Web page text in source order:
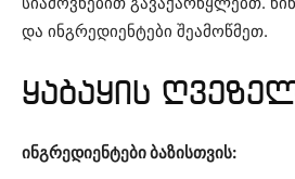
და ინგრედიენტები შეამოწმეთ.
ყაბაყის
ინგრედიენტები ბაზისთვის: